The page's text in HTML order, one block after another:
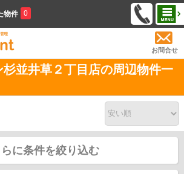
物件 0
お問合せ
並井草２丁目店の周辺物件一
らに条件を絞り込む